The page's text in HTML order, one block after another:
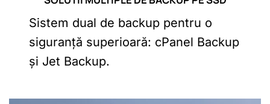
Sistem dual de backup pentru o
siguranță superioară: cPanel Backup
și Jet Backup.